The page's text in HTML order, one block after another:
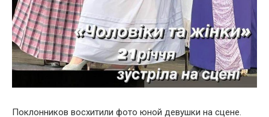
Поклонников восхитили фото юной девушки на сцене.